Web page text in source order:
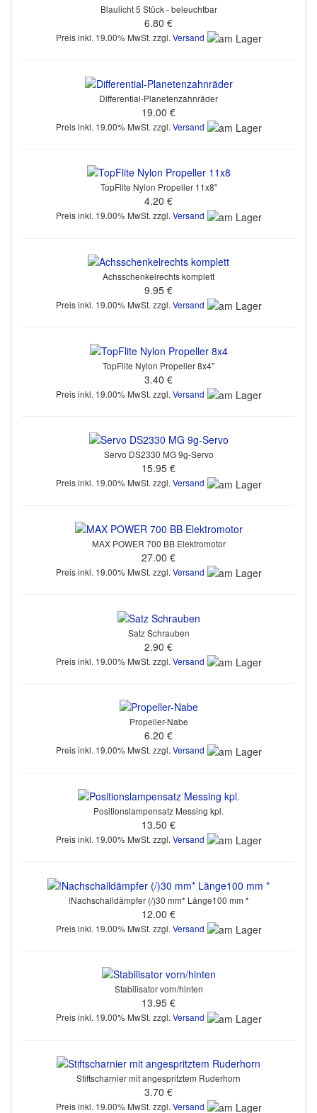
Blaulicht 5 Stück - beleuchtbar
6.80 €
Preis inkl. 19.00% MwSt. zzgl. Versand
Differential-Planetenzahnräder
19.00 €
Preis inkl. 19.00% MwSt. zzgl. Versand
TopFlite Nylon Propeller 11x8"
4.20 €
Preis inkl. 19.00% MwSt. zzgl. Versand
Achsschenkelrechts komplett
9.95 €
Preis inkl. 19.00% MwSt. zzgl. Versand
TopFlite Nylon Propeller 8x4"
3.40 €
Preis inkl. 19.00% MwSt. zzgl. Versand
Servo DS2330 MG 9g-Servo
15.95 €
Preis inkl. 19.00% MwSt. zzgl. Versand
MAX POWER 700 BB Elektromotor
27.00 €
Preis inkl. 19.00% MwSt. zzgl. Versand
Satz Schrauben
2.90 €
Preis inkl. 19.00% MwSt. zzgl. Versand
Propeller-Nabe
6.20 €
Preis inkl. 19.00% MwSt. zzgl. Versand
Positionslampensatz Messing kpl.
13.50 €
Preis inkl. 19.00% MwSt. zzgl. Versand
!Nachschalldämpfer (/)30 mm* Länge100 mm *
12.00 €
Preis inkl. 19.00% MwSt. zzgl. Versand
Stabilisator vorn/hinten
13.95 €
Preis inkl. 19.00% MwSt. zzgl. Versand
Stiftscharnier mit angespritztem Ruderhorn
3.70 €
Preis inkl. 19.00% MwSt. zzgl. Versand